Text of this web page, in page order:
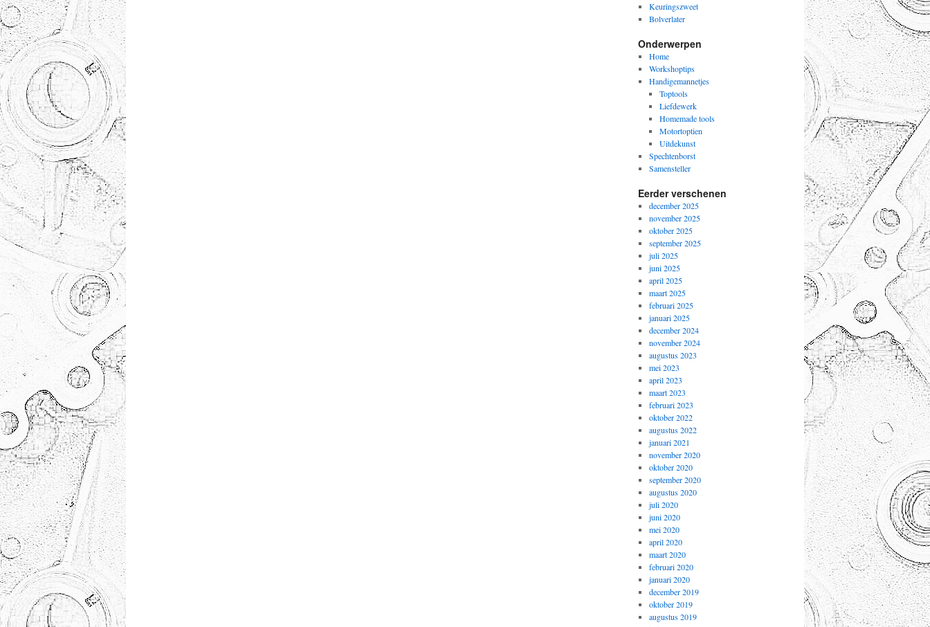
Keuringszweet
Bolverlater
Onderwerpen
Home
Workshoptips
Handigemannetjes
Toptools
Liefdewerk
Homemade tools
Motortoptien
Uitdekunst
Spechtenborst
Samensteller
Eerder verschenen
december 2025
november 2025
oktober 2025
september 2025
juli 2025
juni 2025
april 2025
maart 2025
februari 2025
januari 2025
december 2024
november 2024
augustus 2023
mei 2023
april 2023
maart 2023
februari 2023
oktober 2022
augustus 2022
januari 2021
november 2020
oktober 2020
september 2020
augustus 2020
juli 2020
juni 2020
mei 2020
april 2020
maart 2020
februari 2020
januari 2020
december 2019
oktober 2019
augustus 2019